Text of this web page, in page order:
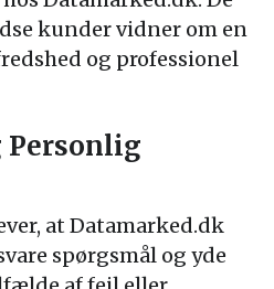
kunder vidner om en
og professionel
Personlig
at Datamarked.dk
spørgsmål og yde